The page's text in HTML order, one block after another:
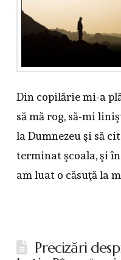
Din copilărie mi-a
să mă rog, să-mi
la Dumnezeu şi să
terminat şcoala, şi
am luat o căsuţă la
Precizări